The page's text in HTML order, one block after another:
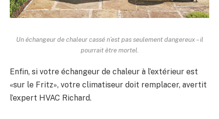
Un échangeur de chaleur cassé n’est pas seulement dangereux – il
pourrait être mortel.
Enfin, si votre échangeur de chaleur à l’extérieur est
«sur le Fritz», votre climatiseur doit remplacer, avertit
l’expert HVAC Richard.